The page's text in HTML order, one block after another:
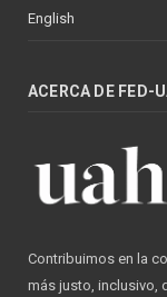
English
ACERCA DE FED-
Contribuimos en la
más justo, inclusivo,